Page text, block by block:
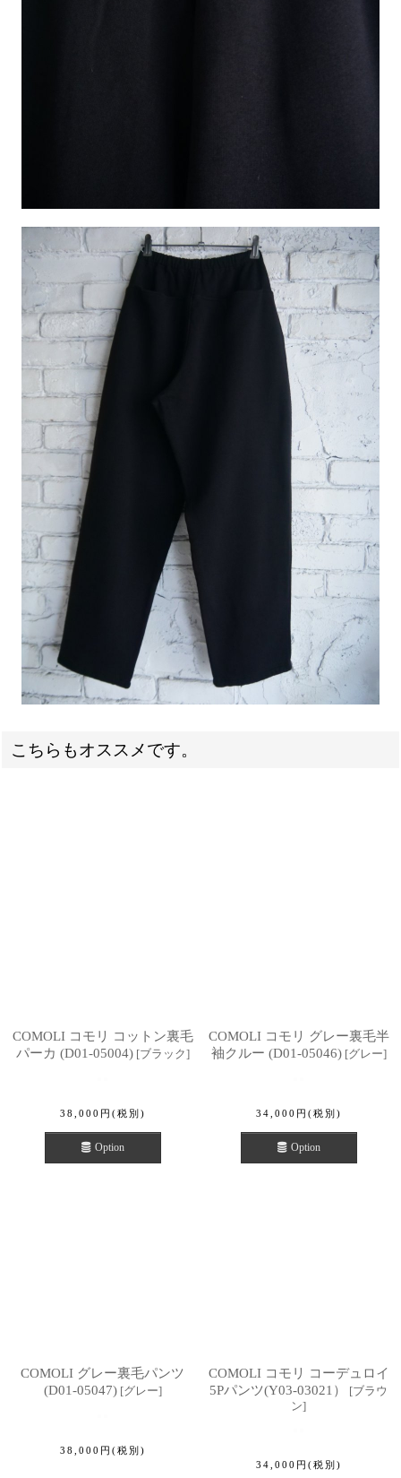
こちらもオススメです。
COMOLI コモリ コットン裏毛
パーカ (D01-05004) [ブラック]
38,000 円 (税別)
Option
COMOLI コモリ グレー裏毛半
袖クルー (D01-05046) [グレー]
34,000 円 (税別)
Option
COMOLI グレー裏毛パンツ
(D01-05047) [グレー]
38,000 円 (税別)
COMOLI コモリ コーデュロイ
5Pパンツ(Y03-03021）
[ブラウ
ン]
34,000 円 (税別)